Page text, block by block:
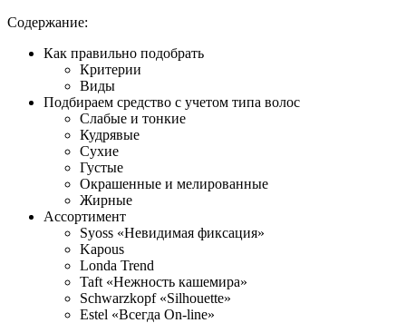
Содержание:
Как правильно подобрать
Критерии
Виды
Подбираем средство с учетом типа волос
Слабые и тонкие
Кудрявые
Сухие
Густые
Окрашенные и мелированные
Жирные
Ассортимент
Syoss «Невидимая фиксация»
Kapous
Londa Trend
Taft «Нежность кашемира»
Schwarzkopf «Silhouette»
Estel «Всегда On-line»